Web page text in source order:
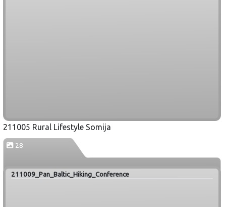
211005 Rural Lifestyle Somija
28
211009_Pan_Baltic_Hiking_Conference